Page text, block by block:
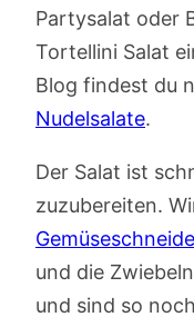
Partysalat oder
Tortellini Salat
Blog findest du
Nudelsalate.
Der Salat ist
zuzubereiten.
und die
und sind so